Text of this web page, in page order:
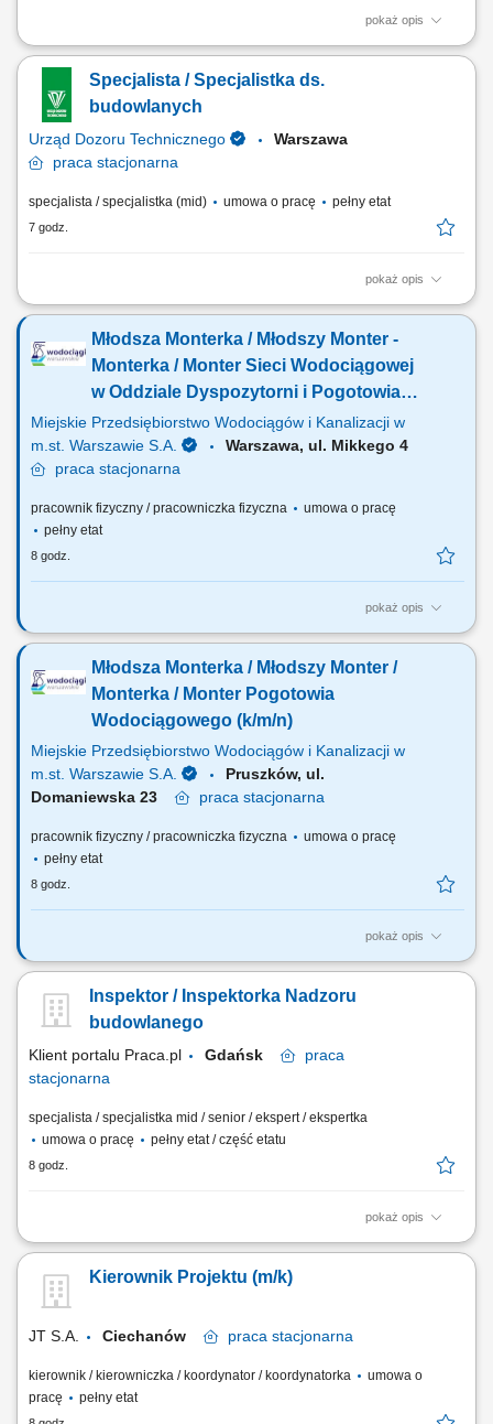
pokaż opis
Miejsce pracy: Zielona Góra, województwo lubuskie Co jest dla nas
ważne wykształcenie wyższe budowlane; doświadczenie na stanowisku
Kierownika Robót, prowadzenie robót mostowych będzie dodatkowym
atutem; znajomość przepisów prawa budowlanego, przepisów BHP;
bardzo dobra znajomość...
Specjalista / Specjalistka ds.
budowlanych
Urząd Dozoru Technicznego
Warszawa
praca stacjonarna
specjalista / specjalistka (mid) umowa o pracę pełny etat
7 godz.
pokaż opis
Opis stanowiska: Koordynowanie remontów i inwestycji budowlanych
budowlanych, odbiorami technicznymi oraz dokumentacją
powykonawczą. Weryfikacja kosztorysów i rozliczeń związanych z
realizowanymi inwestycjami. Ocena techniczna...
Młodsza Monterka / Młodszy Monter -
Monterka / Monter Sieci Wodociągowej
w Oddziale Dyspozytorni i Pogotowia
(k/m/n)
Miejskie Przedsiębiorstwo Wodociągów i Kanalizacji w
m.st. Warszawie S.A.
Warszawa, ul. Mikkego 4
praca stacjonarna
pracownik fizyczny / pracowniczka fizyczna
umowa o pracę
pełny etat
8 godz.
pokaż opis
Główny zakres obowiązków: zamykanie i otwieranie zasuw dla prac
związku z planowym lub awaryjnym wyłączeniem dostawy wody;
poruszanie się w czynnym pasie ruchu drogowego; praca na
głębokości i wysokości powyżej 3m;...
Młodsza Monterka / Młodszy Monter /
Monterka / Monter Pogotowia
Wodociągowego (k/m/n)
Miejskie Przedsiębiorstwo Wodociągów i Kanalizacji w
m.st. Warszawie S.A.
Pruszków, ul.
Domaniewska 23
praca stacjonarna
pracownik fizyczny / pracowniczka fizyczna
umowa o pracę
pełny etat
8 godz.
pokaż opis
Jakie będą Twoje obowiązki? Zamykanie i otwieranie zasuw dla prac
związku z planowym lub awaryjnym wyłączeniem dostawy wody;
Poruszanie się w czynnym pasie ruchu drogowego; Praca na
Inspektor / Inspektorka Nadzoru
budowlanego
Klient portalu Praca.pl Gdańsk
praca
stacjonarna
specjalista / specjalistka mid / senior / ekspert / ekspertka
umowa o pracę
pełny etat / część etatu
8 godz.
pokaż opis
Wykonywanie oraz czynny udział w przeprowadzaniu okresowych
projektów uchwał, kosztorysów oraz pozostałej dokumentacji
technicznej dotyczącej planowanych remontów i konserwacji. Udział w
Kierownik Projektu (m/k)
JT S.A. Ciechanów praca stacjonarna
kierownik / kierowniczka / koordynator / koordynatorka
umowa o
pracę
pełny etat